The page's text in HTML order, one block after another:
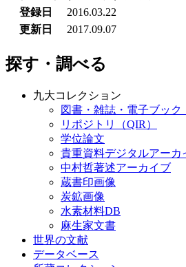
登録日
2016.03.22
更新日
2017.09.07
探す・調べる
九大コレクション
図書・雑誌・電子ブッ
リポジトリ（QIR）
学位論文
貴重資料デジタルアーカ
中村哲著述アーカイブ
蔵書印画像
炭鉱画像
水素材料DB
麻生家文書
世界の文献
データベース